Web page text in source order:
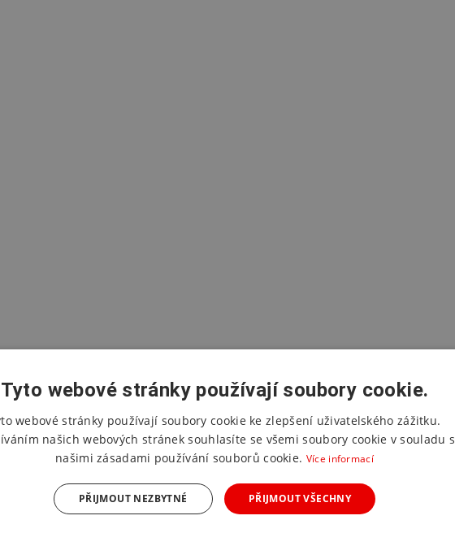
Tyto webové stránky používají soubory cookie.
webové stránky používají soubory cookie ke zlepšení uživatelského zážitku.
našich webových stránek souhlasíte se všemi soubory cookie v souladu s
našimi zásadami používání souborů cookie. Více informací
PŘIJMOUT VŠECHNY
PŘIJMOUT NEZBYTNÉ